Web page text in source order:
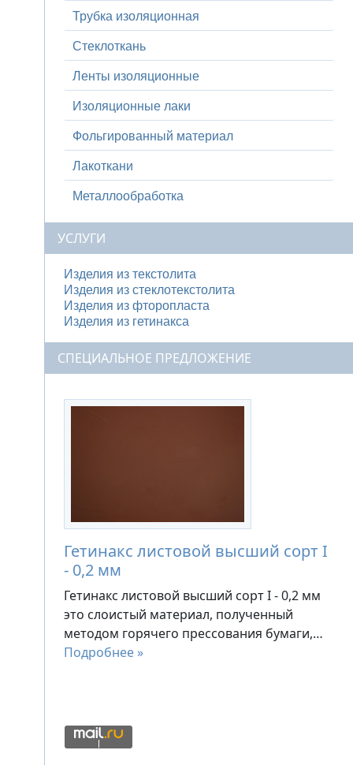
Трубка изоляционная
Стеклоткань
Ленты изоляционные
Изоляционные лаки
Фольгированный материал
Лакоткани
Металлообработка
УСЛУГИ
Изделия из текстолита
Изделия из стеклотекстолита
Изделия из фторопласта
Изделия из гетинакса
СПЕЦИАЛЬНОЕ ПРЕДЛОЖЕНИЕ
Гетинакс листовой высший сорт I
- 0,2 мм
Гетинакс листовой высший сорт I - 0,2 мм
это слоистый материал, полученный
методом горячего прессования бумаги,…
Подробнее »